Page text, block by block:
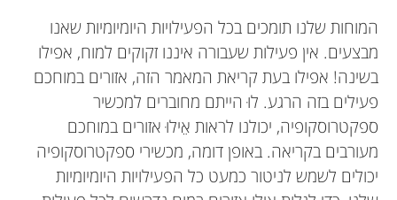
המוחות שלנו תומכים בכל הפעילויות היומיומיות שאנו
מבצעים. אין פעילות שעבורה איננו זקוקים למוח, אפילו
בשינה! אפילו בעת קריאת המאמר הזה, אזורים במוחכם
פעילים בזה הרגע. לוּ הייתם מחוברים למכשיר
ספקטרוסקופיה, יכולנו לראות אֵילוּ אזורים במוחכם
מעורבים בקריאה. באופן דומה, מכשירי ספקטרוסקופיה
יכולים לשמש לניטור כמעט כל הפעילויות היומיומיות